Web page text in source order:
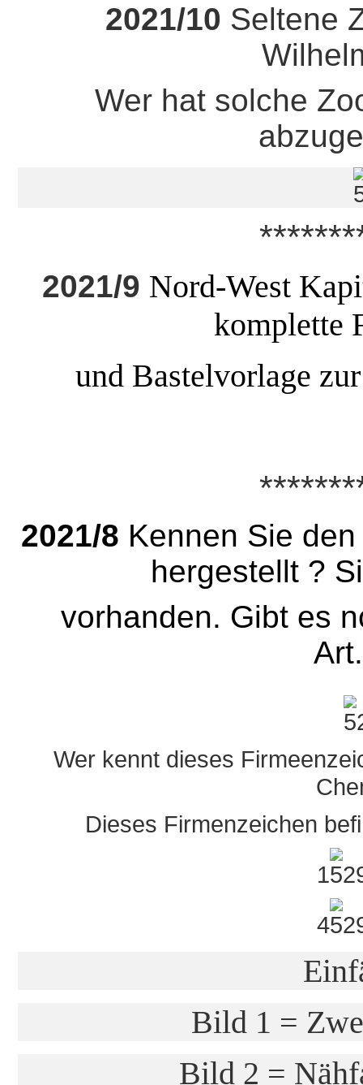
2021/10 Seltene
Wer hat solche
2021/9 Nord-West
komplette
und Bastelvorlage
2021/8 Kennen Sie
hergestellt ?
vorhanden. Gibt es
Wer kennt dieses
Dieses Firmenzeichen
1
4
Bild 1 =
Bild 2 =